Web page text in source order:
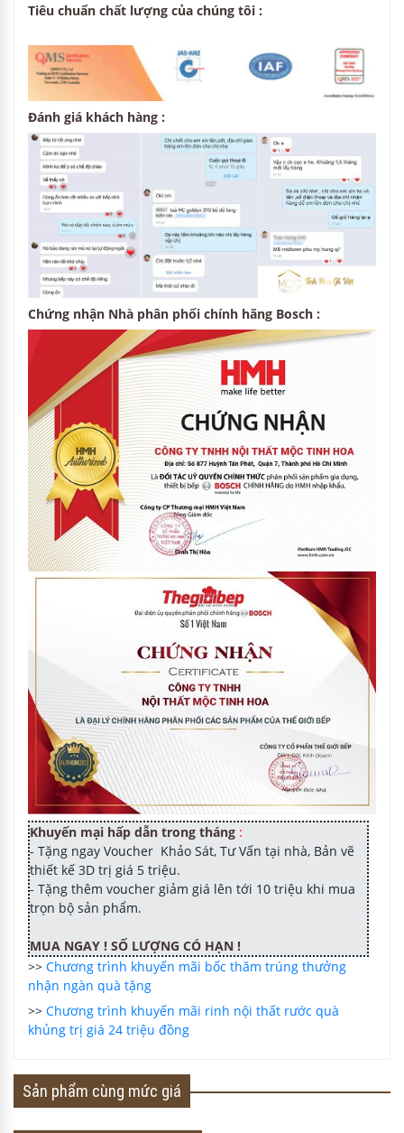
Tiêu chuẩn chất lượng của chúng tôi :
Đánh giá khách hàng :
Chứng nhận Nhà phân phối chính hãng Bosch :
Khuyến mại hấp dẫn trong tháng :
- Tặng ngay Voucher Khảo Sát, Tư Vấn tại nhà, Bản vẽ
thiết kế 3D trị giá 5 triệu.
- Tặng thêm voucher giảm giá lên tới 10 triệu khi mua
trọn bộ sản phẩm.
MUA NGAY ! SỐ LƯỢNG CÓ HẠN !
>> Chương trình khuyến mãi bốc thăm trúng thưởng
nhận ngàn quà tặng
>> Chương trình khuyến mãi rinh nội thất rước quà
khủng trị giá 24 triệu đồng
Sản phẩm cùng mức giá